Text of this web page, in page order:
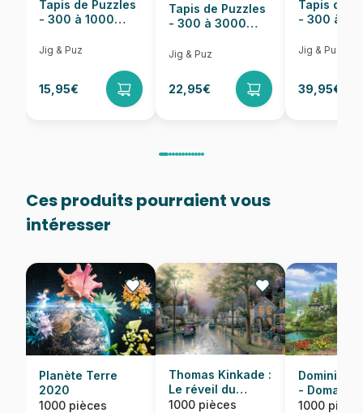
Tapis de Puzzles
- 300 à 1000
Jig & Puz
15,95€
Tapis de Puzzles
- 300 à 3000
Jig & Puz
22,95€
Tapis de
- 300 à
Jig & Puz
39,95€
Ces produits pourraient vous
intéresser
Planète Terre
2020
1000 pièces
Thomas Kinkade :
Le réveil du
village
1000 pièces
Dominic
- Domaine
idyllique
1000